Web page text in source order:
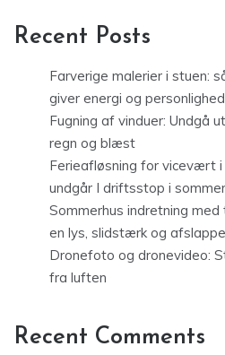
Recent Posts
Farverige malerier i stuen:
giver energi og personlighed
Fugning af vinduer:
regn og blæst
Ferieafløsning for vicevært
undgår I driftsstop i
Sommerhus indretning
en lys, slidstærk og
Dronefoto og dronevideo:
fra luften
Recent Comments